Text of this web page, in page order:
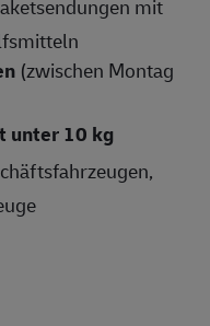
mit
(zwischen Montag
unter 10 kg